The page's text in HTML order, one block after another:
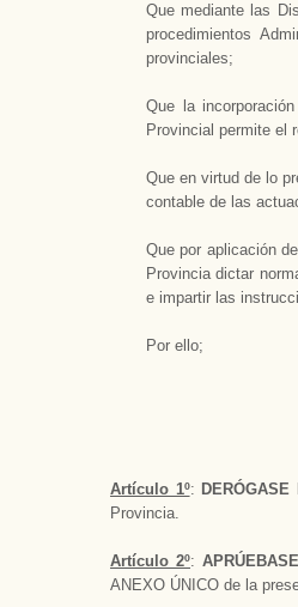
Que mediante las
procedimientos
provinciales;
Que la
Provincial permite el
Que en virtud de lo
contable de las
Que por aplicación
Provincia dictar
e impartir las
Por ello;
Artículo 1º: DERÓGASE
Provincia.
Artículo 2º: APRÚEBASE
ANEXO ÚNICO de la